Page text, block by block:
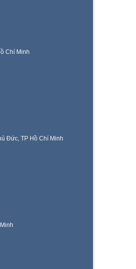
Chí Minh
Đức, TP Hồ Chí Minh